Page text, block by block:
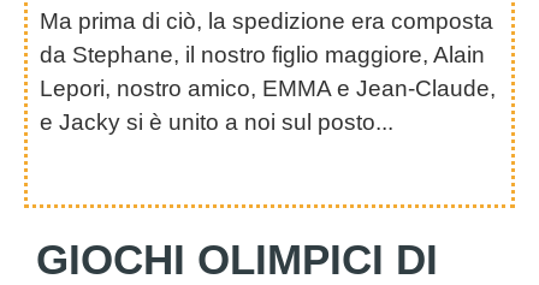
Ma prima di ciò, la spedizione era composta
da Stephane, il nostro figlio maggiore, Alain
Lepori, nostro amico, EMMA e Jean-Claude,
e Jacky si è unito a noi sul posto...
GIOCHI OLIMPICI DI